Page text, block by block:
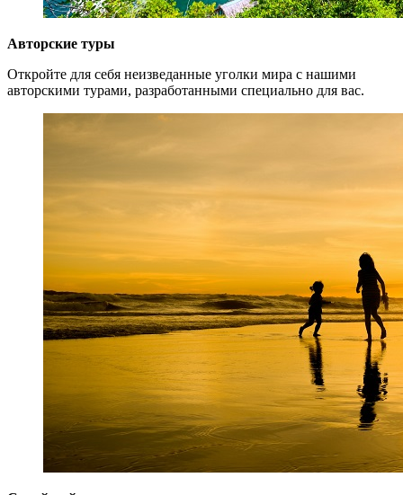
Авторские туры
Откройте для себя неизведанные уголки мира с нашими
авторскими турами, разработанными специально для вас.